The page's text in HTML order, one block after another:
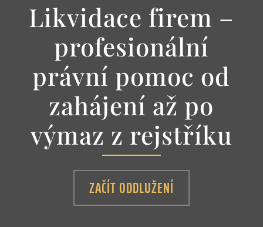
Likvidace firem –
profesionální
právní pomoc od
zahájení až po
výmaz z rejstříku
ZAČÍT ODDLUŽENÍ